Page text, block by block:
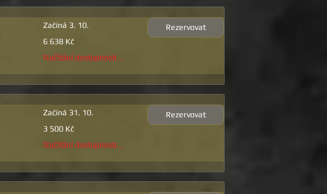
Začíná 3. 10.
českých
6 638 Kč
Načítání dostupnosti…
Rezervovat
Začíná 31. 10.
českých
3 500 Kč
Načítání dostupnosti…
Rezervovat